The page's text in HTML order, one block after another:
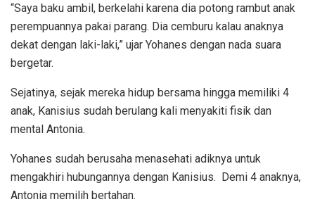
“Saya baku ambil, berkelahi karena dia potong rambut anak
perempuannya pakai parang. Dia cemburu kalau anaknya
dekat dengan laki-laki,” ujar Yohanes dengan nada suara
bergetar.
Sejatinya, sejak mereka hidup bersama hingga memiliki 4
anak, Kanisius sudah berulang kali menyakiti fisik dan
mental Antonia.
Yohanes sudah berusaha menasehati adiknya untuk
mengakhiri hubungannya dengan Kanisius. Demi 4 anaknya,
Antonia memilih bertahan.